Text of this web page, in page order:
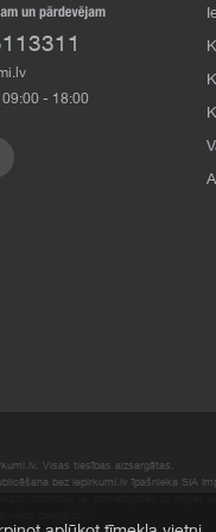
09:00 - 18:00
Visas tiesības aizsargātas.
bez iepirkumi.lv īpašnieka SIA